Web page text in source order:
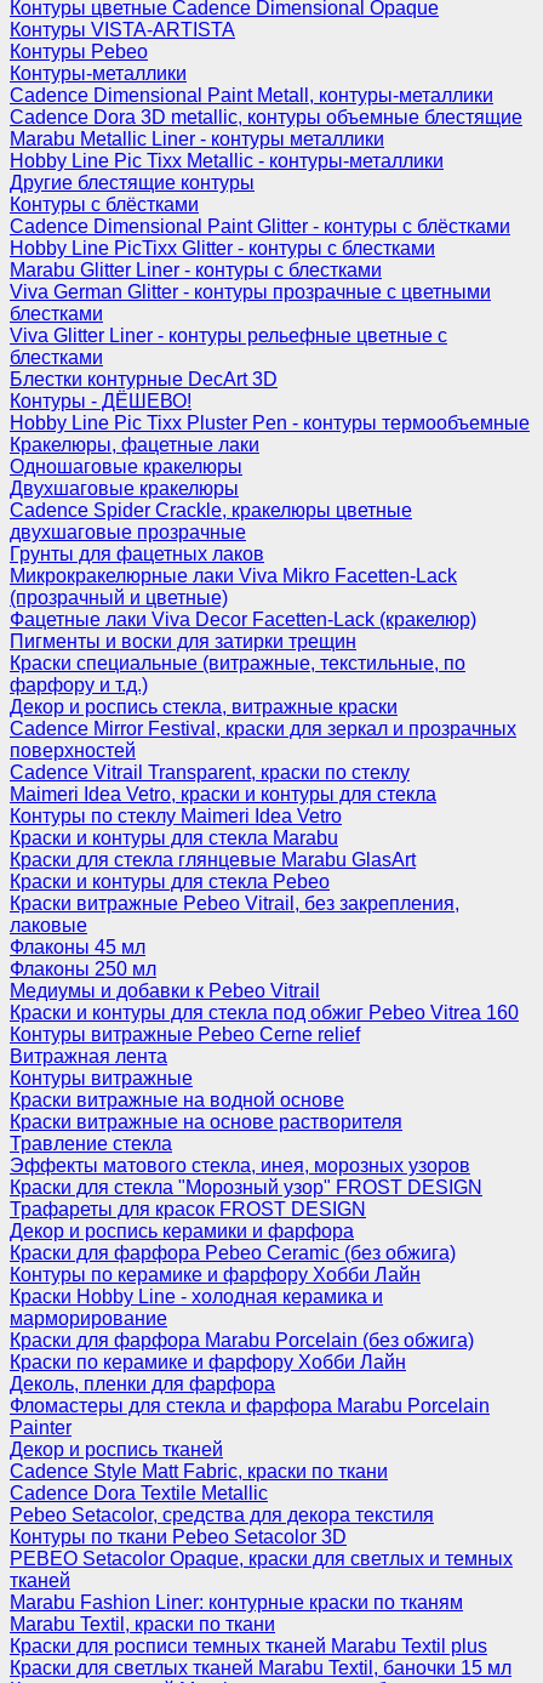
Контуры цветные Cadence Dimensional Opaque
Контуры VISTA-ARTISTA
Контуры Pebeo
Контуры-металлики
Cadence Dimensional Paint Metall, контуры-металлики
Cadence Dora 3D metallic, контуры объемные блестящие
Marabu Metallic Liner - контуры металлики
Hobby Line Pic Tixx Metallic - контуры-металлики
Другие блестящие контуры
Контуры с блёстками
Cadence Dimensional Paint Glitter - контуры с блёстками
Hobby Line PicTixx Glitter - контуры с блестками
Marabu Glitter Liner - контуры с блестками
Viva German Glitter - контуры прозрачные с цветными
блестками
Viva Glitter Liner - контуры рельефные цветные с
блестками
Блестки контурные DecArt 3D
Контуры - ДЁШЕВО!
Hobby Line Pic Tixx Pluster Pen - контуры термообъемные
Кракелюры, фацетные лаки
Одношаговые кракелюры
Двухшаговые кракелюры
Cadence Spider Crackle, кракелюры цветные
двухшаговые прозрачные
Грунты для фацетных лаков
Микрокракелюрные лаки Viva Mikro Facetten-Lack
(прозрачный и цветные)
Фацетные лаки Viva Decor Facetten-Lack (кракелюр)
Пигменты и воски для затирки трещин
Краски специальные (витражные, текстильные, по
фарфору и т.д.)
Декор и роспись стекла, витражные краски
Cadence Mirror Festival, краски для зеркал и прозрачных
поверхностей
Cadence Vitrail Transparent, краски по стеклу
Maimeri Idea Vetro, краски и контуры для стекла
Контуры по стеклу Maimeri Idea Vetro
Краски и контуры для стекла Marabu
Краски для стекла глянцевые Marabu GlasArt
Краски и контуры для стекла Pebeo
Краски витражные Pebeo Vitrail, без закрепления,
лаковые
Флаконы 45 мл
Флаконы 250 мл
Медиумы и добавки к Pebeo Vitrail
Краски и контуры для стекла под обжиг Pebeo Vitrea 160
Контуры витражные Pebeo Cerne relief
Витражная лента
Контуры витражные
Краски витражные на водной основе
Краски витражные на основе растворителя
Травление стекла
Эффекты матового стекла, инея, морозных узоров
Краски для стекла "Морозный узор" FROST DESIGN
Трафареты для красок FROST DESIGN
Декор и роспись керамики и фарфора
Краски для фарфора Pebeo Ceramic (без обжига)
Контуры по керамике и фарфору Хобби Лайн
Краски Hobby Line - холодная керамика и
марморирование
Краски для фарфора Marabu Porcelain (без обжига)
Краски по керамике и фарфору Хобби Лайн
Деколь, пленки для фарфора
Фломастеры для стекла и фарфора Marabu Porcelain
Painter
Декор и роспись тканей
Cadence Style Matt Fabric, краски по ткани
Cadence Dora Textile Metallic
Pebeo Setacolor, средства для декора текстиля
Контуры по ткани Pebeo Setacolor 3D
PEBEO Setacolor Opaque, краски для светлых и темных
тканей
Marabu Fashion Liner: контурные краски по тканям
Marabu Textil, краски по ткани
Краски для росписи темных тканей Marabu Textil plus
Краски для светлых тканей Marabu Textil, баночки 15 мл